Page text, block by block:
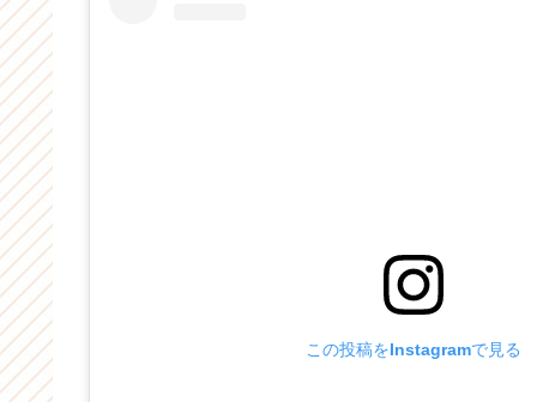
この投稿をInstagramで見る